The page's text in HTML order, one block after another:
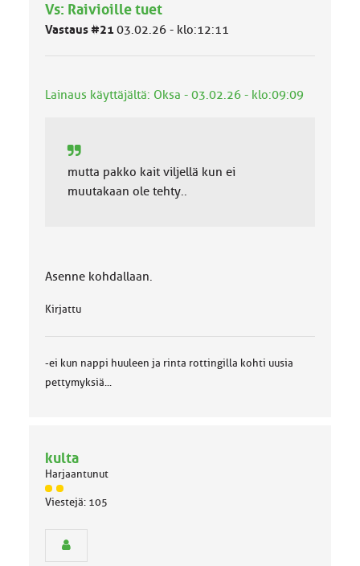
u
o
Vs: Raivioille tuet
Vastaus #2103.02.26 - klo:12:11
Lainaus käyttäjältä: Oksa - 03.02.26 - klo:09:09
mutta pakko kait viljellä kun ei
muutakaan ole tehty..
Asenne kohdallaan.
Kirjattu
-ei kun nappi huuleen ja rinta rottingilla kohti uusia
pettymyksiä...
kulta
Harjaantunut
J
ä
Viestejä: 105